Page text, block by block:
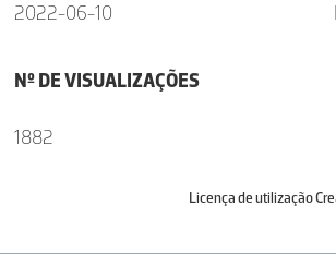
2022-06-10
Nº DE VISUALIZAÇÕES
1882
Licença de utilização